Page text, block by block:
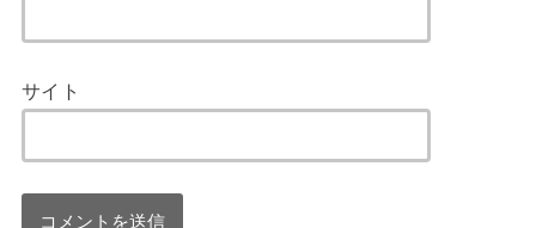
サイト